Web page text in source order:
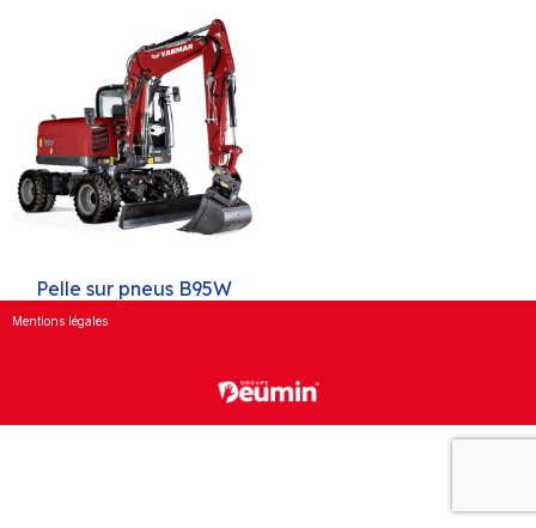
Pelle sur pneus B95W
Mentions légales